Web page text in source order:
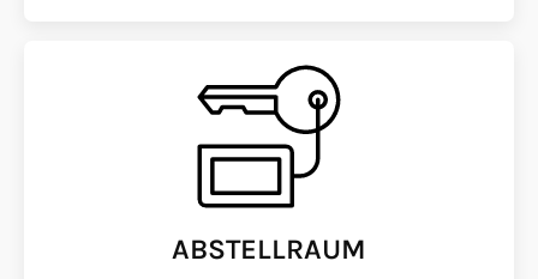
ABSTELLRAUM